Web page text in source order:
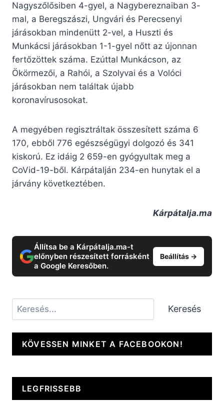
Nagyszőlősiben 4-gyel, a Nagybereznaiban 3-
mal, a Beregszászi, Ungvári és Perecsenyi
járásokban mindenütt 2-vel, a Huszti és
Munkácsi járásokban 1-1-gyel nőtt az újonnan
fertőzöttek száma. Ezúttal Munkácson, az
Ökörmezői, a Rahói, a Szolyvai és a Volóci
járásokban nem találtak újabb
koronavírusosokat.
A megyében regisztráltak összesített száma 6
170, ebből 776 egészségügyi dolgozó és 341
kiskorú. Ez idáig 2 659-en gyógyultak meg a
CoVid-19-ből. Kárpátalján 234-en hunytak el a
járvány következtében.
Kárpátalja.ma
Állítsa be a Kárpátalja.ma-t
előnyben részesített forrásként
a Google Keresőben.
Beállítás →
Keresés Keresés
KÖVESSEN MINKET A FACEBOOKON!
LEGFRISSEBB